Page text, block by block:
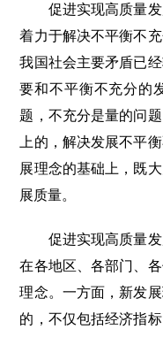
促进实现高质量发
着力于解决不平衡不
我国社会主要矛盾已
要和不平衡不充分的
题，不充分是量的问
上的，解决发展不平
展理念的基础上，既
展质量。
促进实现高质量发
在各地区、各部门、
理念。一方面，新发
的，不仅包括经济指